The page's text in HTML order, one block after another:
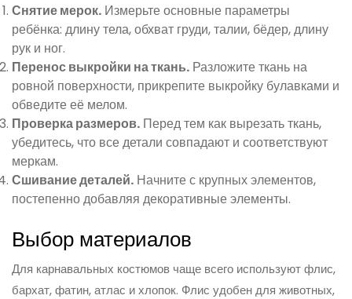
Снятие мерок. Измерьте основные параметры
ребёнка: длину тела, обхват груди, талии, бёдер, длину
рук и ног.
Перенос выкройки на ткань. Разложите ткань на
ровной поверхности, прикрепите выкройку булавками и
обведите её мелом.
Проверка размеров. Перед тем как вырезать ткань,
убедитесь, что все детали совпадают и соответствуют
меркам.
Сшивание деталей. Начните с крупных элементов,
постепенно добавляя декоративные элементы.
Выбор материалов
Для карнавальных костюмов чаще всего используют флис,
бархат, фатин, атлас и хлопок. Флис удобен для животных,